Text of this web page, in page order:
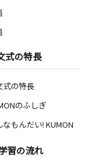
式の特長
式の特長
のふしぎ
なもんだい! KUMON
習の流れ